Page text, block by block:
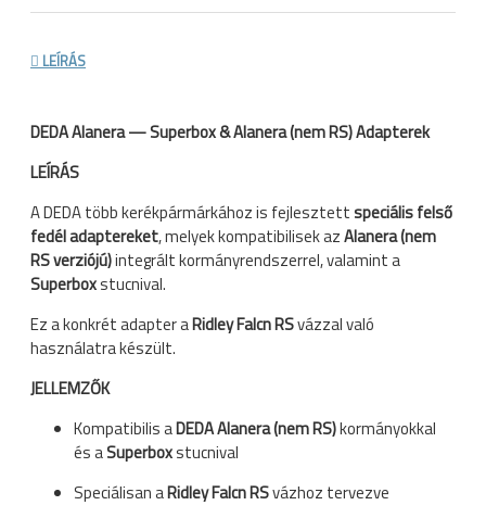
LEÍRÁS
DEDA Alanera — Superbox & Alanera (nem RS) Adapterek
LEÍRÁS
A DEDA több kerékpármárkához is fejlesztett speciális felső
fedél adaptereket, melyek kompatibilisek azAlanera (nem
RS verziójú)integrált kormányrendszerrel, valamint a
Superboxstucnival.
Ez a konkrét adapter aRidley Falcn RSvázzal való
használatra készült.
JELLEMZŐK
Kompatibilis aDEDA Alanera (nem RS)kormányokkal
és aSuperboxstucnival
Speciálisan aRidley Falcn RSvázhoz tervezve